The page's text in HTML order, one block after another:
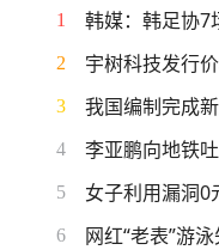
1 韩媒：韩足协7
2 宇树科技发行
3 我国编制完成
4 李亚鹏向地铁
5 女子利用漏洞0
6 网红“老表”游